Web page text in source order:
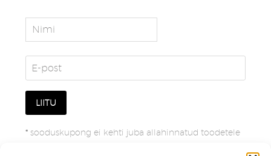
* sooduskupong ei kehti juba allahinnatud toodetele